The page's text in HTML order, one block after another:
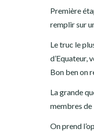
Première
remplir sur
Le truc le
d’Equateur,
Bon ben on
La grande
membres
On prend